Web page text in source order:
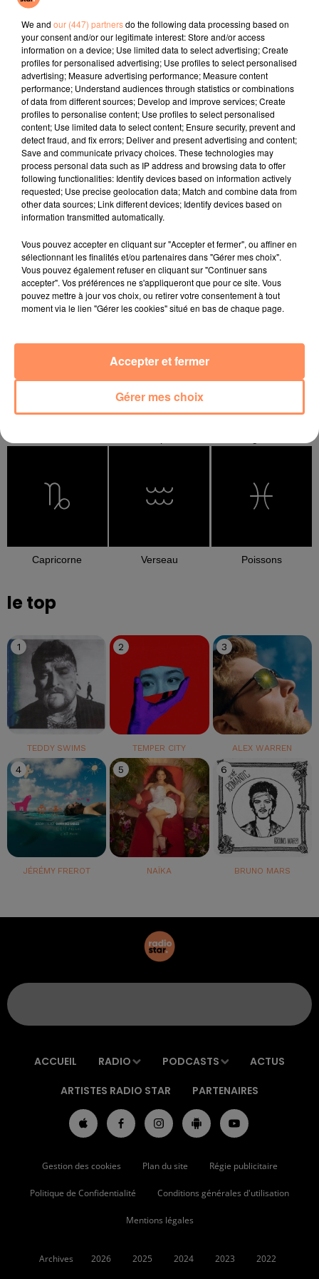
l'horoscope
Bélier Taureau Gémeaux
Vierge
Capricorne Verseau Poissons
le top
1
TEDDY SWIMS
2
TEMPER CITY
3
ALEX WARREN
4
JÉRÉMY FREROT
5
NAÏKA
6
BRUNO MARS
ACCUEIL RADIO PODCASTS ACTUS
ARTISTES RADIO STAR PARTENAIRES
Gestion des cookies Plan du site Régie publicitaire
Politique de Confidentialité Conditions générales d'utilisation
Mentions légales
Archives 2026 2025 2024 2023 2022
We and our (447) partnersdo the following data processing based on
your consent and/or our legitimate interest: Store and/or access
information on a device; Use limited data to select advertising; Create
profiles for personalised advertising; Use profiles to select personalised
advertising; Measure advertising performance; Measure content
performance; Understand audiences through statistics or combinations
of data from different sources; Develop and improve services; Create
profiles to personalise content; Use profiles to select personalised
content; Use limited data to select content; Ensure security, prevent and
detect fraud, and fix errors; Deliver and present advertising and content;
Save and communicate privacy choices. These technologies may
process personal data such as IP address and browsing data to offer
following functionalities: Identify devices based on information actively
requested; Use precise geolocation data; Match and combine data from
other data sources; Link different devices; Identify devices based on
information transmitted automatically.
Vous pouvez accepter en cliquant sur "Accepter et fermer", ou affiner en
sélectionnant les finalités et/ou partenaires dans "Gérer mes choix".
Vous pouvez également refuser en cliquant sur "Continuer sans
accepter". Vos préférences ne s'appliqueront que pour ce site. Vous
pouvez mettre à jour vos choix, ou retirer votre consentement à tout
moment via le lien "Gérer les cookies" situé en bas de chaque page.
Gérer mes choix
Accepter et fermer